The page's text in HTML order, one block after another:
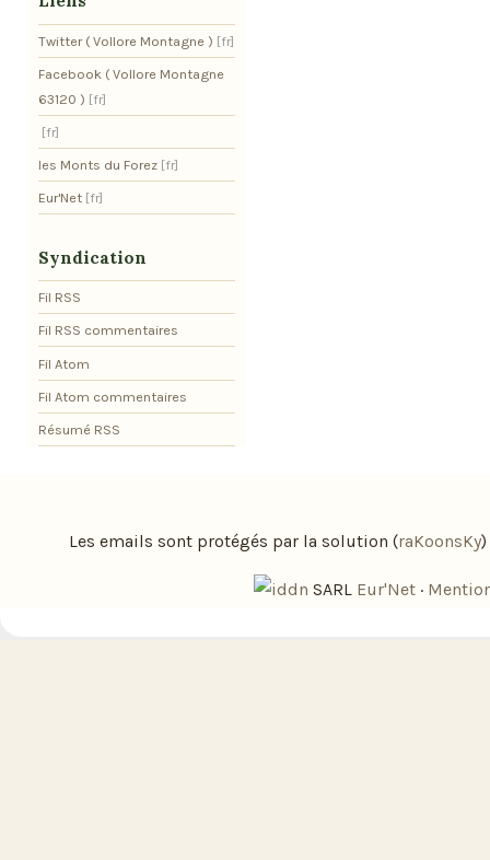
Twitter ( Vollore Montagne )
Facebook ( Vollore Montagne
63120 )
les Monts du Forez
Eur'Net
Syndication
Fil RSS
Fil RSS commentaires
Fil Atom
Fil Atom commentaires
Résumé RSS
Les emails sont protégés par la solution (raKoonsKy)
SARL Eur'Net ·